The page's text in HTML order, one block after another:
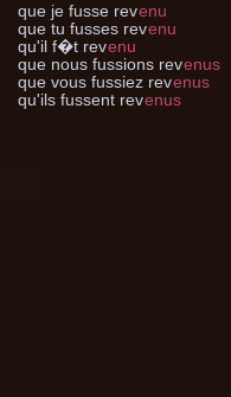
que jefusse revenu
que tu fusses revenu
qu'ilf�t revenu
que nousfussions revenus
que vousfussiez revenus
qu'ilsfussent revenus